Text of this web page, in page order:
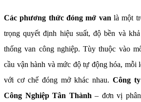
Các phương thức đóng mở van là một
trọng quyết định hiệu suất, độ bền và
thống van công nghiệp. Tùy thuộc vào
cầu vận hành và mức độ tự động hóa, mỗi
với cơ chế đóng mở khác nhau. Công
Công Nghiệp Tân Thành – đơn vị